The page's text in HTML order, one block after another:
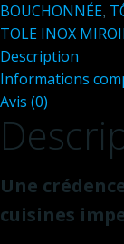
304L
-
60x60
et
60x90
BOUCHONNÉE,
TOLE INOX
Description
Informations
Avis (0)
Une
cuisines